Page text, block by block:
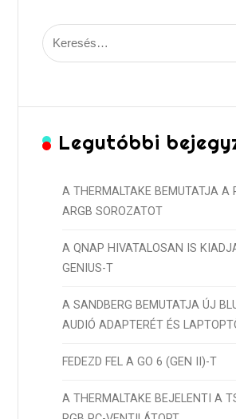
Keresés:
Legutóbbi
A THERMALTAKE BEMUTATJA A
ARGB SOROZATOT
A QNAP HIVATALOSAN IS
GENIUS-T
A SANDBERG BEMUTATJA ÚJ
AUDIÓ ADAPTERÉT ÉS
FEDEZD FEL A GO 6 (GEN II)-T
A THERMALTAKE BEJELENTI A